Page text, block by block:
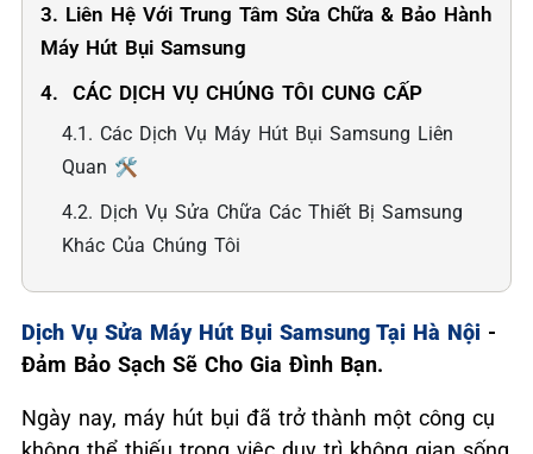
3. Liên Hệ Với Trung Tâm Sửa Chữa & Bảo Hành
Máy Hút Bụi Samsung
4. ️ CÁC DỊCH VỤ CHÚNG TÔI CUNG CẤP
4.1. Các Dịch Vụ Máy Hút Bụi Samsung Liên
Quan 🛠️
4.2. Dịch Vụ Sửa Chữa Các Thiết Bị Samsung
Khác Của Chúng Tôi
Dịch Vụ Sửa Máy Hút Bụi Samsung Tại Hà Nội -
Đảm Bảo Sạch Sẽ Cho Gia Đình Bạn.
Ngày nay, máy hút bụi đã trở thành một công cụ